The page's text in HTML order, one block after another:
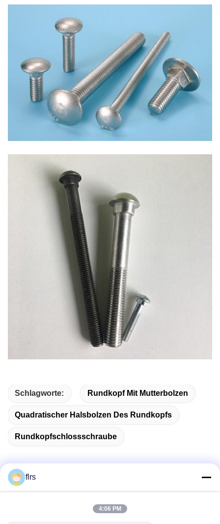
Schlagworte: Rundkopf Mit Mutterbolzen
Quadratischer Halsbolzen Des Rundkopfs
Rundkopfschlossschraube
flrs
4:06 PM